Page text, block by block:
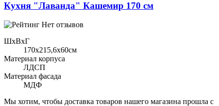
Кухня "Лаванда" Кашемир 170 см
Нет отзывов
ШхВхГ
170x215,6х60см
Материал корпуса
ЛДСП
Материал фасада
МДФ
Мы хотим, чтобы доставка товаров нашего магазина прошла с